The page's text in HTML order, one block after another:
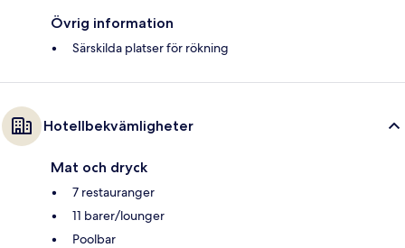
Övrig information
Särskilda platser för rökning
Hotellbekvämligheter
Mat och dryck
7 restauranger
11 barer/lounger
Poolbar